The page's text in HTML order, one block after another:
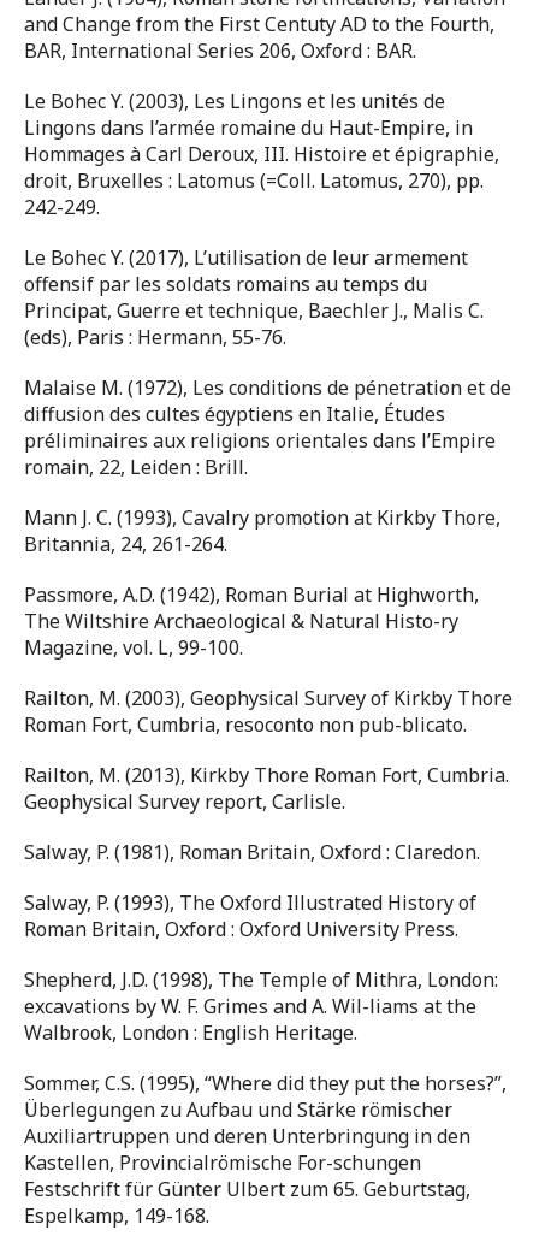
and Change from the First Centuty AD to the Fourth,
BAR, International Series 206, Oxford : BAR.
Le Bohec Y. (2003), Les Lingons et les unités de
Lingons dans l’armée romaine du Haut-Empire, in
Hommages à Carl Deroux, III. Histoire et épigraphie,
droit, Bruxelles : Latomus (=Coll. Latomus, 270), pp.
242-249.
Le Bohec Y. (2017), L’utilisation de leur armement
offensif par les soldats romains au temps du
Principat, Guerre et technique, Baechler J., Malis C.
(eds), Paris : Hermann, 55-76.
Malaise M. (1972), Les conditions de pénetration et de
diffusion des cultes égyptiens en Italie, Études
préliminaires aux religions orientales dans l’Empire
romain, 22, Leiden : Brill.
Mann J. C. (1993), Cavalry promotion at Kirkby Thore,
Britannia, 24, 261-264.
Passmore, A.D. (1942), Roman Burial at Highworth,
The Wiltshire Archaeological & Natural Histo-ry
Magazine, vol. L, 99-100.
Railton, M. (2003), Geophysical Survey of Kirkby Thore
Roman Fort, Cumbria, resoconto non pub-blicato.
Railton, M. (2013), Kirkby Thore Roman Fort, Cumbria.
Geophysical Survey report, Carlisle.
Salway, P. (1981), Roman Britain, Oxford : Claredon.
Salway, P. (1993), The Oxford Illustrated History of
Roman Britain, Oxford : Oxford University Press.
Shepherd, J.D. (1998), The Temple of Mithra, London:
excavations by W. F. Grimes and A. Wil-liams at the
Walbrook, London : English Heritage.
Sommer, C.S. (1995), “Where did they put the horses?”,
Überlegungen zu Aufbau und Stärke römischer
Auxiliartruppen und deren Unterbringung in den
Kastellen, Provincialrömische For-schungen
Festschrift für Günter Ulbert zum 65. Geburtstag,
Espelkamp, 149-168.